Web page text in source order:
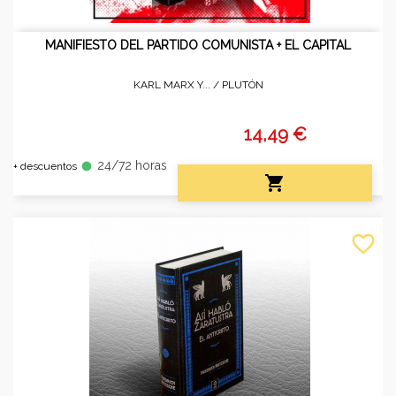
MANIFIESTO DEL PARTIDO COMUNISTA + EL CAPITAL
KARL MARX Y... / PLUTÓN
+ descuentos fiber_manual_record 24/72 horas
14,49 €

favorite_border